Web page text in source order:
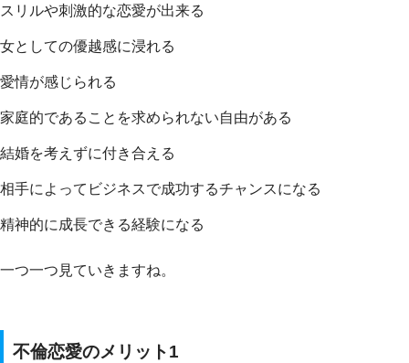
スリルや刺激的な恋愛が出来る
女としての優越感に浸れる
愛情が感じられる
家庭的であることを求められない自由がある
結婚を考えずに付き合える
相手によってビジネスで成功するチャンスになる
精神的に成長できる経験になる
一つ一つ見ていきますね。
不倫恋愛のメリット1